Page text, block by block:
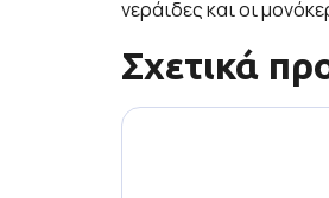
νεράιδες και οι
Σχετικά